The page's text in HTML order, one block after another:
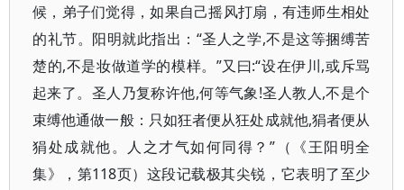
候，弟子们觉得，如果自己摇风打扇，有违师生相处
的礼节。阳明就此指出：“圣人之学,不是这等捆缚苦
楚的,不是妆做道学的模样。”又曰:“设在伊川,或斥骂
起来了。圣人乃复称许他,何等气象!圣人教人,不是个
束缚他通做一般：只如狂者便从狂处成就他,狷者便从
狷处成就他。人之才气如何同得？”（《王阳明全
集》，第118页）这段记载极其尖锐，它表明了至少